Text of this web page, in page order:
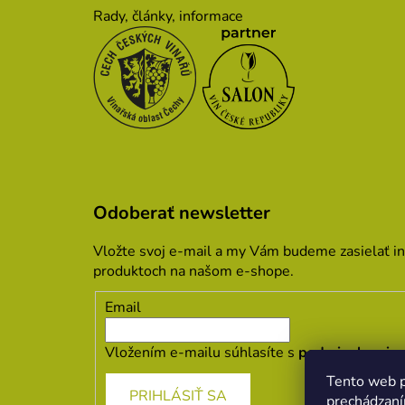
Tento web
Rady, články, informace
Odoberať newsletter
Vložte svoj e-mail a my Vám budeme zasielať
produktoch na našom e-shope.
Email
Vložením e-mailu súhlasíte s podmienkami
PRIHLÁSIŤ SA